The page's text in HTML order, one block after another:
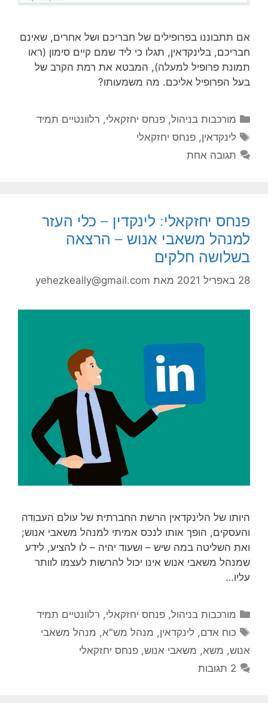
אם תתבוננו בפרופילים של חבריכם ושל אחרים, שאינם
חבריכם, בלינקדאין, תגלו כי ליד שמם קיים סימון (ראו
תמונת פרופיל למעלה), המבטא את רמת הקרב של
בעל הפרופיל אליכם. מה משמעותו?
קטגוריות
מורכבות בניהול,פנחס יחזקאלי, רלוונטיים תמיד
תגיות
לינקדאין,פנחס יחזקאלי
תגובה אחת
פנחס יחזקאלי: לינקדין – כלי העזר
למנהל משאבי אנוש – הרצאה
בשלושה חלקים
28 באפריל 2021 מאת yehezkeally@gmail.com
היותו של הלינקדאין הרשת החברתית של עולם העבודה
והעסקים, הופך אותו לנכס אמיתי למנהל משאבי אנוש;
ואת השליטה במה שיש – ושעוד יהיה – לו להציע, לידע
שמנהל משאבי אנוש אינו יכול להרשות לעצמו לוותר
עליו…
קטגוריות
מורכבות בניהול,פנחס יחזקאלי, רלוונטיים תמיד
תגיות
כוח אדם, לינקדאין, מנהל מש"א, מנהל משאבי
אנוש, משא, משאבי אנוש, פנחס יחזקאלי
2 תגובות